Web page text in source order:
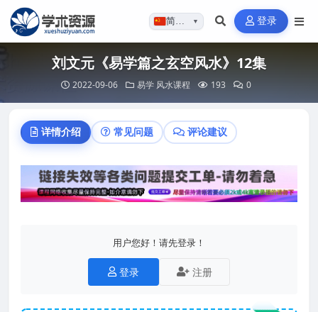
简体…▼ 登录
刘文元《易学篇之玄空风水》12集
2022-09-06 易学 风水课程 193 0
详情介绍 常见问题 评论建议
用户您好！请先登录！
登录 注册